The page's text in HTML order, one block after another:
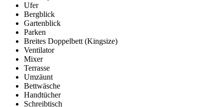
Ufer
Bergblick
Gartenblick
Parken
Breites Doppelbett (Kingsize)
Ventilator
Mixer
Terrasse
Umzäunt
Bettwäsche
Handtücher
Schreibtisch